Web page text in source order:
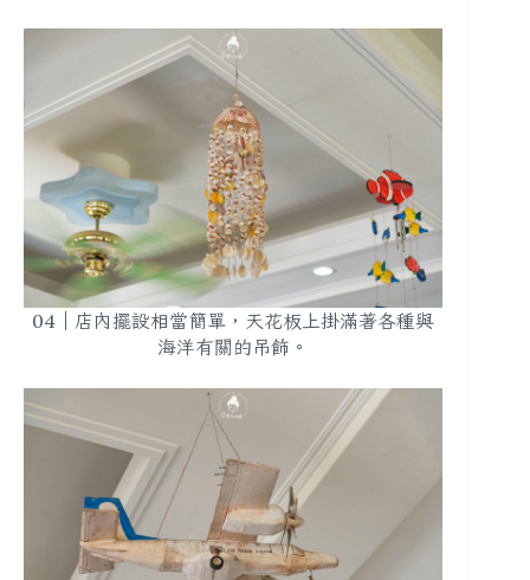
04｜店內擺設相當簡單，天花板上掛滿著各種與
海洋有關的吊飾。